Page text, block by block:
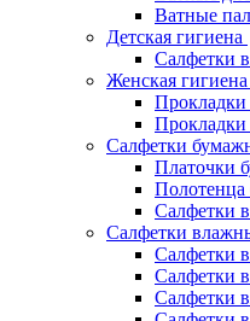
Ватные
Детская гигиена
Салфетки
Женская гигиена
Прокладки
Салфетки
Платочки
Салфетки
Салфетки
Салфетки
Салфетки
Салфетки